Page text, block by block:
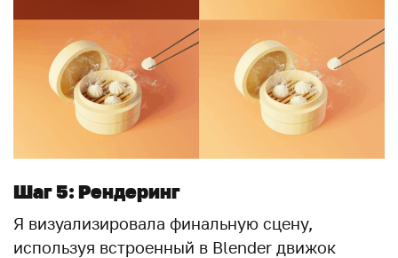
Шаг 5: Рендеринг
Я визуализировала финальную сцену,
используя встроенный в Blender движок